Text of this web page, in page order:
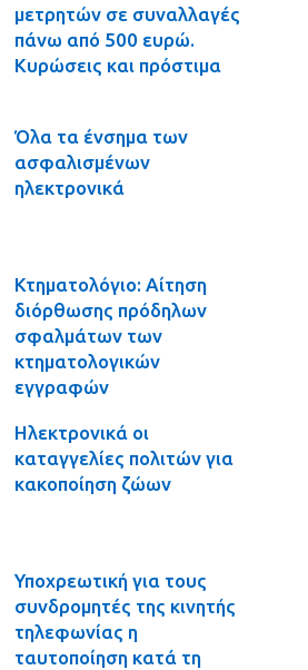
μετρητών σε συναλλαγές
πάνω από 500 ευρώ.
Κυρώσεις και πρόστιμα
Όλα τα ένσημα των
ασφαλισμένων
ηλεκτρονικά
Κτηματολόγιο: Αίτηση
διόρθωσης πρόδηλων
σφαλμάτων των
κτηματολογικών
εγγραφών
Ηλεκτρονικά οι
καταγγελίες πολιτών για
κακοποίηση ζώων
Υποχρεωτική για τους
συνδρομητές της κινητής
τηλεφωνίας η
ταυτοποίηση κατά τη